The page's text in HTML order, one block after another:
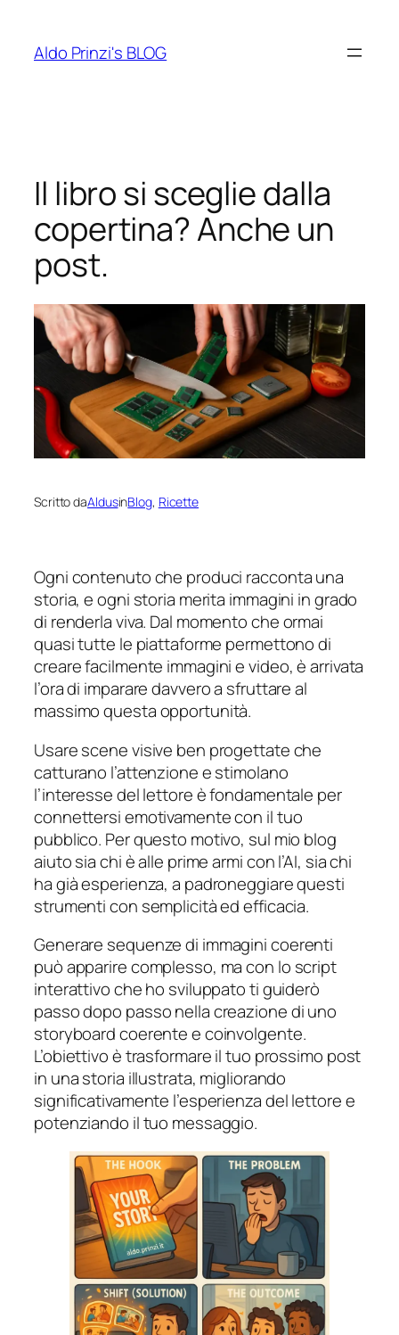
contenuto
Aldo Prinzi's BLOG
Il libro si sceglie dalla
copertina? Anche un
post.
Scritto daAldusinBlog, Ricette
Ogni contenuto che produci racconta una
storia, e ogni storia merita immagini in grado
di renderla viva. Dal momento che ormai
quasi tutte le piattaforme permettono di
creare facilmente immagini e video, è arrivata
l’ora di imparare davvero a sfruttare al
massimo questa opportunità.
Usare scene visive ben progettate che
catturano l’attenzione e stimolano
l’interesse del lettore è fondamentale per
connettersi emotivamente con il tuo
pubblico. Per questo motivo, sul mio blog
aiuto sia chi è alle prime armi con l’AI, sia chi
ha già esperienza, a padroneggiare questi
strumenti con semplicità ed efficacia.
Generare sequenze di immagini coerenti
può apparire complesso, ma con lo script
interattivo che ho sviluppato ti guiderò
passo dopo passo nella creazione di uno
storyboard coerente e coinvolgente.
L’obiettivo è trasformare il tuo prossimo post
in una storia illustrata, migliorando
significativamente l’esperienza del lettore e
potenziando il tuo messaggio.